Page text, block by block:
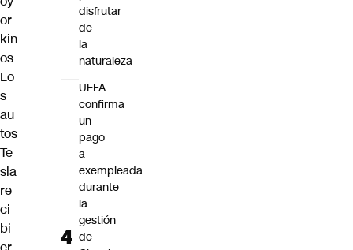
or
kin
os
Lo
s
au
tos
Te
sla
re
ci
bi
disfrutar
de
la
naturaleza
UEFA
confirma
un
pago
a
exempleada
durante
la
gestión
de